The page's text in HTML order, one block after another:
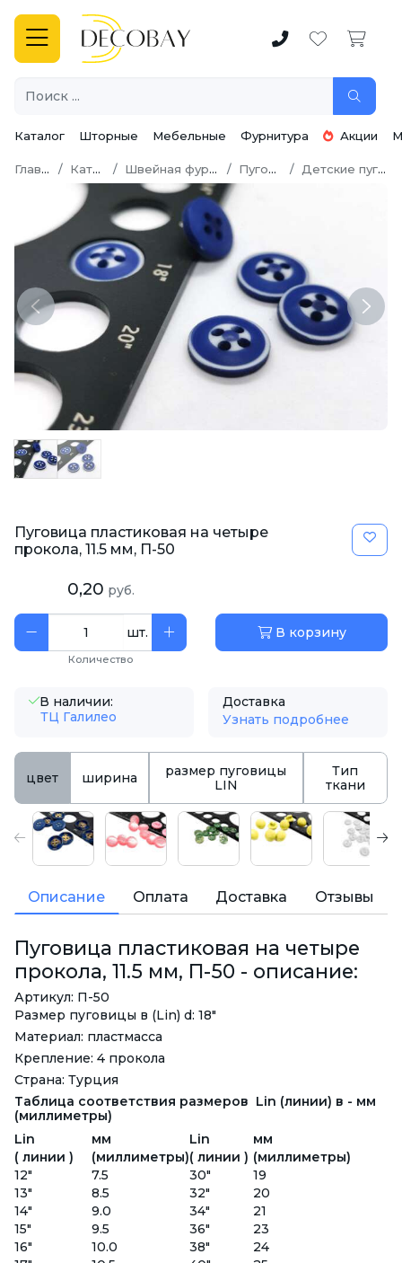
Каталог Шторные Мебельные Фурнитура Акции
Главная Каталог Швейная фурнитура Пуговицы Детские пуговицы
Previous Next
Пуговица пластиковая на четыре
прокола, 11.5 мм, П-50
0,20 руб.
шт.
Количество
В корзину
В наличии:
ТЦ Галилео
Доставка
Узнать подробнее
цвет ширина
размер пуговицы
LIN
Тип
ткани
Описание Оплата Доставка Отзывы
Пуговица пластиковая на четыре
прокола, 11.5 мм, П-50 - описание:
Артикул: П-50
Размер пуговицы в (Lin) d: 18"
Материал: пластмасса
Крепление: 4 прокола
Страна: Турция
Таблица соответствия размеров Lin (линии) в - мм
(миллиметры)
Lin
мм Lin
мм
( линии )
(миллиметры)( линии ) (миллиметры)
12"
7.5 30"
19
13"
8.5 32"
20
14"
9.0 34"
21
15"
9.5 36"
23
16"
10.0 38"
24